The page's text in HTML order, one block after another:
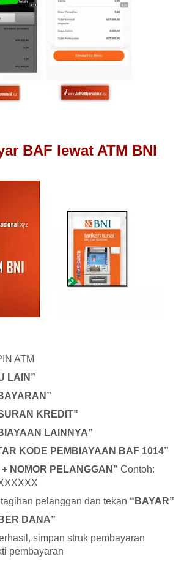
BAF lewat ATM BNI
ATM
LAIN”
KREDIT”
LAINNYA”
KODE PEMBIAYAAN BAF 1014”
+ NOMOR PELANGGAN” Contoh:
pelanggan dan tekan “BAYAR”
DANA”
simpan struk pembayaran
pembayaran